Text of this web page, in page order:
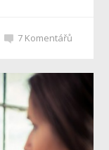
7 Komentářů